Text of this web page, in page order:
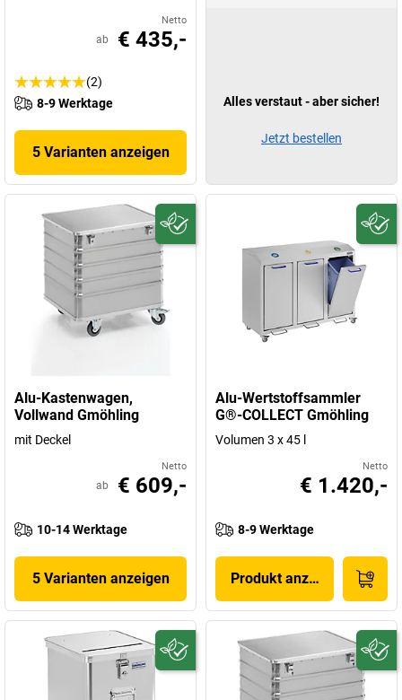
Netto
ab € 435,-
(2)
8-9 Werktage
5 Varianten anzeigen
Alu-Kastenwagen,
Vollwand Gmöhling
mit Deckel
Netto
ab € 609,-
10-14 Werktage
5 Varianten anzeigen
Alu-Wertstoffsammler
G®-COLLECT Gmöhling
Volumen 3 x 45 l
Netto
€ 1.420,-
8-9 Werktage
Produkt anzeigen
Alles verstaut - aber sicher!
Jetzt bestellen